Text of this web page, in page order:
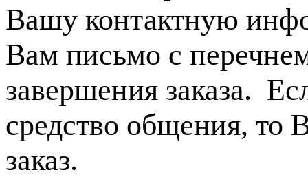
Вашу контактную
Вам письмо с
завершения заказа.
средство общения, то
заказ.